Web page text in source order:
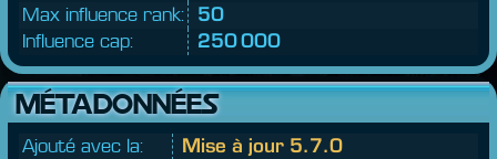
Max influence rank:
50
Influence cap:
250 000
MÉTADONNÉES
Ajouté avec la:
Mise à jour 5.7.0